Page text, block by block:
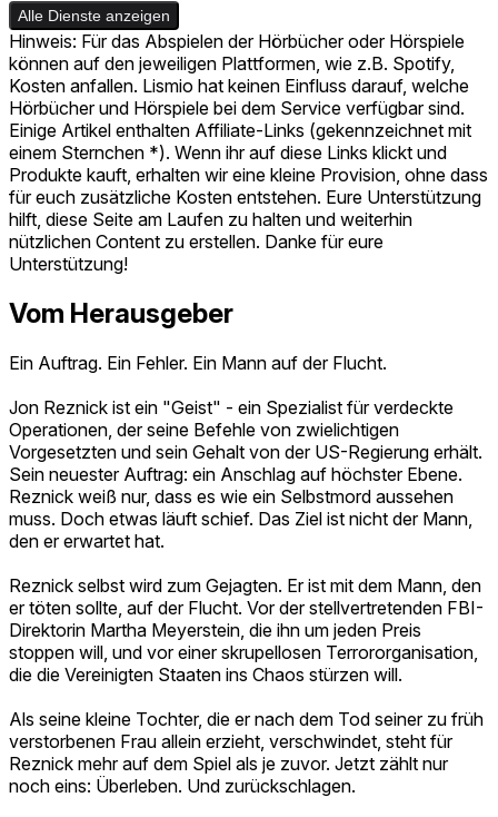
Alle Dienste anzeigen
Hinweis: Für das Abspielen der Hörbücher oder Hörspiele
können auf den jeweiligen Plattformen, wie z.B. Spotify,
Kosten anfallen. Lismio hat keinen Einfluss darauf, welche
Hörbücher und Hörspiele bei dem Service verfügbar sind.
Einige Artikel enthalten Affiliate-Links (gekennzeichnet mit
einem Sternchen *). Wenn ihr auf diese Links klickt und
Produkte kauft, erhalten wir eine kleine Provision, ohne dass
für euch zusätzliche Kosten entstehen. Eure Unterstützung
hilft, diese Seite am Laufen zu halten und weiterhin
nützlichen Content zu erstellen. Danke für eure
Unterstützung!
Vom Herausgeber
Ein Auftrag. Ein Fehler. Ein Mann auf der Flucht.
Jon Reznick ist ein "Geist" - ein Spezialist für verdeckte
Operationen, der seine Befehle von zwielichtigen
Vorgesetzten und sein Gehalt von der US-Regierung erhält.
Sein neuester Auftrag: ein Anschlag auf höchster Ebene.
Reznick weiß nur, dass es wie ein Selbstmord aussehen
muss. Doch etwas läuft schief. Das Ziel ist nicht der Mann,
den er erwartet hat.
Reznick selbst wird zum Gejagten. Er ist mit dem Mann, den
er töten sollte, auf der Flucht. Vor der stellvertretenden FBI-
Direktorin Martha Meyerstein, die ihn um jeden Preis
stoppen will, und vor einer skrupellosen Terrororganisation,
die die Vereinigten Staaten ins Chaos stürzen will.
Als seine kleine Tochter, die er nach dem Tod seiner zu früh
verstorbenen Frau allein erzieht, verschwindet, steht für
Reznick mehr auf dem Spiel als je zuvor. Jetzt zählt nur
noch eins: Überleben. Und zurückschlagen.